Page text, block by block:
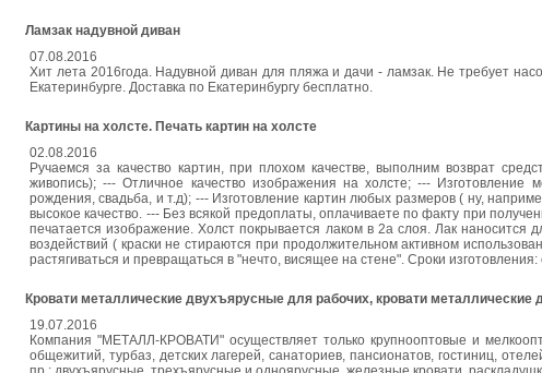
Ламзак надувной диван
07.08.2016
Хит лета 2016года. Надувной диван для пляжа и дачи - ламзак. Не требует
Екатеринбурге. Доставка по Екатеринбургу бесплатно.
Картины на холсте. Печать картин на холсте
02.08.2016
Ручаемся за качество картин, при плохом качестве, выполним возврат
живопись); --- Отличное качество изображения на холсте; ---
рождения, свадьба, и т.д); --- Изготовление картин любых размеров ( ну,
высокое качество. --- Без всякой предоплаты, оплачиваете по факту при
печатается изображение. Холст покрывается лаком в 2а слоя. Лак
воздействий ( краски не стираются при продолжительном активном
растягиваться и превращаться в "нечто, висящее на стене". Сроки
Кровати металлические двухъярусные для рабочих, кровати
19.07.2016
Компания "МЕТАЛЛ-КРОВАТИ" осуществляет только крупнооптовые и
общежитий, турбаз, детских лагерей, санаториев, пансионатов, гостиниц,